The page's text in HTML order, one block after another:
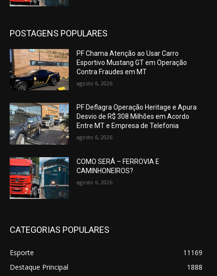
POSTAGENS POPULARES
PF Chama Atenção ao Usar Carro
Esportivo Mustang GT em Operação
Contra Fraudes em MT
agosto 6, 2026
PF Deflagra Operação Heritage e Apura
Desvio de R$ 308 Milhões em Acordo
Entre MT e Empresa de Telefonia
agosto 6, 2026
COMO SERÁ – FERROVIA E
CAMINHONEIROS?
agosto 6, 2026
CATEGORIAS POPULARES
Esporte
11169
Destaque Principal
1888